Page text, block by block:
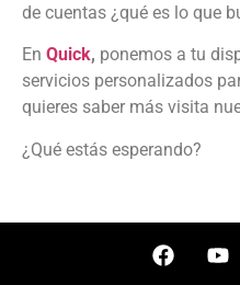
de cuentas ¿qué es lo que
En Quick, ponemos a tu
servicios personalizados
quieres saber más visita
¿Qué estás esperando?